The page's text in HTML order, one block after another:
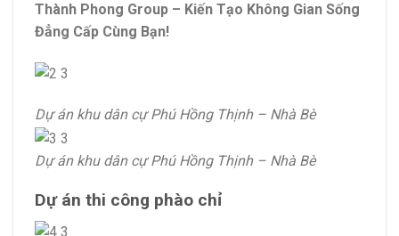
Thành Phong Group – Kiến Tạo Không Gian Sống
Đẳng Cấp Cùng Bạn!
Dự án khu dân cự Phú Hồng Thịnh – Nhà Bè
Dự án khu dân cự Phú Hồng Thịnh – Nhà Bè
Dự án thi công phào chỉ